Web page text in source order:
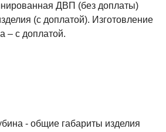
ДВП (без доплаты)
(с доплатой). Изготовление
– с доплатой.
- общие габариты изделия